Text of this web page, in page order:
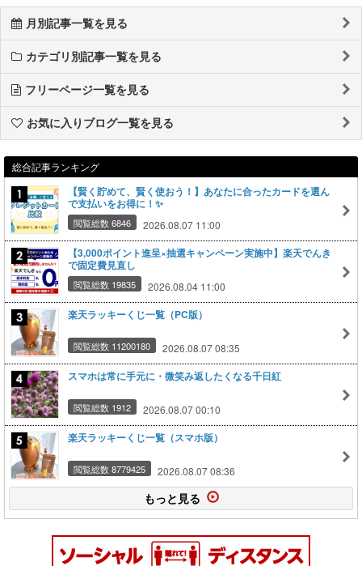
月別記事一覧を見る
カテゴリ別記事一覧を見る
フリーページ一覧を見る
お気に入りブログ一覧を見る
総合記事ランキング
【賢く貯めて、賢く使おう！】あなたに合ったカードを選ん
で支払いをお得に！✨
閲覧総数 6846 2026.08.07 11:00
【3,000ポイント進呈×抽選キャンペーン実施中】楽天でんき
で固定費見直し
閲覧総数 19835 2026.08.04 11:00
楽天ラッキーくじ一覧（PC版）
閲覧総数 11200180 2026.08.07 08:35
スマホは常に手元に・微笑み返したくなる千日紅
閲覧総数 1912 2026.08.07 00:10
楽天ラッキーくじ一覧（スマホ版）
閲覧総数 8779425 2026.08.07 08:36
もっと見る